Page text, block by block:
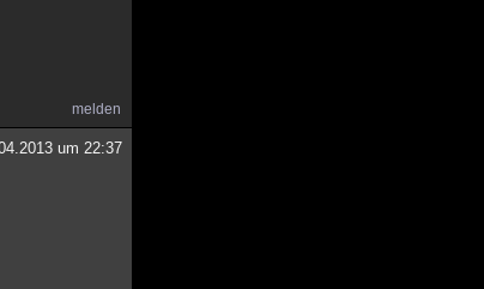
melden
um 22:37